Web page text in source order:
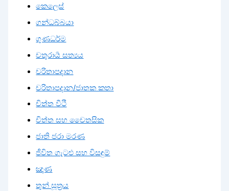
කෙලෙස්
ගන්ධබ්බයා
ගුණධර්ම
චතුරාර්‍ය සත්‍යය
චරිතාපදාන
චරිතාපදාන/ජාතක කතා
චිත්ත වීථි
චිත්ත සහ චෛතසික
ජාති ජරා මරණ
ජීවිත ගැටළු සහ විසඳුම්
ඤාණ
තුන් සූත්‍රය